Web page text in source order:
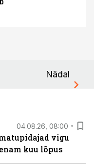
Nädal
04.08.26, 08:00
vigu
kuu lõpus